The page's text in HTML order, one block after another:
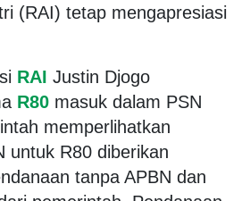
(RAI) tetap mengapresiasi
RAI Justin Djogo
R80 masuk dalam PSN
memperlihatkan
untuk R80 diberikan
tanpa APBN dan